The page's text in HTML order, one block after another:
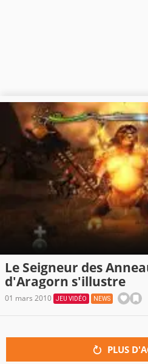
Le Seigneur des
d'Aragorn s'illustre
01 mars 2010 JEU VIDÉO NEWS
PLUS